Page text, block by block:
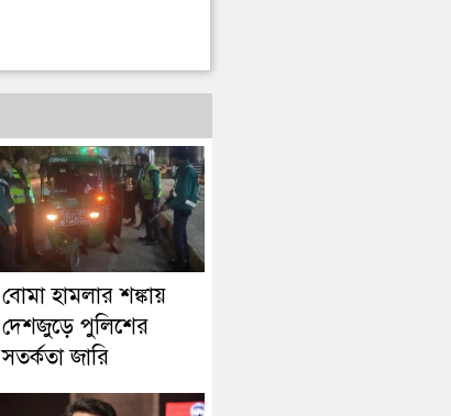
বোমা হামলার শঙ্কায়
দেশজুড়ে পুলিশের
সতর্কতা জারি